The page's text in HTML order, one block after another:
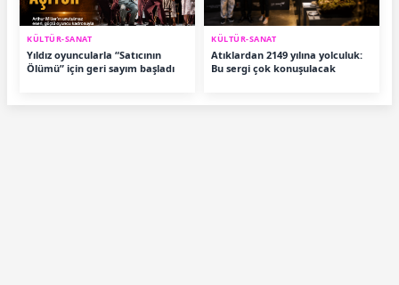
KÜLTÜR-SANAT
Yıldız oyuncularla “Satıcının
Ölümü” için geri sayım başladı
KÜLTÜR-SANAT
Atıklardan 2149 yılına yolculuk:
Bu sergi çok konuşulacak